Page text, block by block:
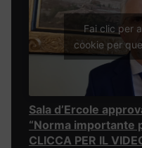
Fai clic per
cookie per
Sala d’Ercole
“Norma importante
CLICCA PER IL